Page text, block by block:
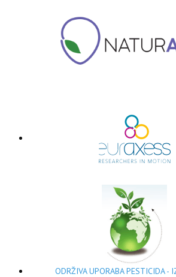
ODRŽIVA UPORABA PESTICIDA -